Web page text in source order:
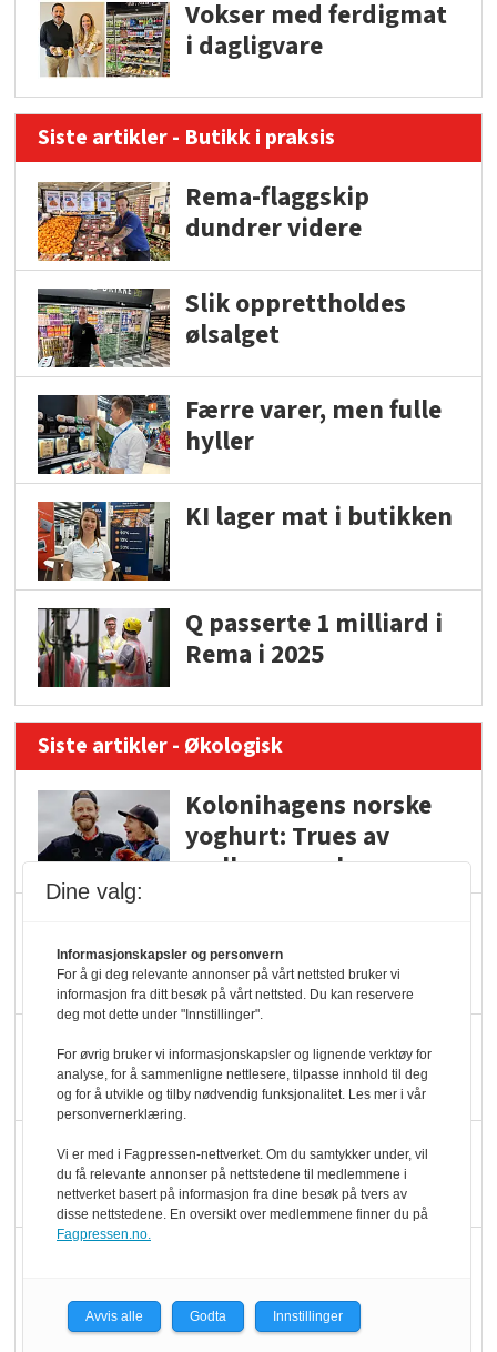
Vokser med ferdigmat
i dagligvare
Siste artikler - Butikk i praksis
Rema-flaggskip
dundrer videre
Slik opprettholdes
ølsalget
Færre varer, men fulle
hyller
KI lager mat i butikken
Q passerte 1 milliard i
Rema i 2025
Siste artikler - Økologisk
Kolonihagens norske
yoghurt: Trues av
melkemangel
Økologisk Norge sin
hederspris
Blir enklere å velge
økologisk i butikkhylla
Kolonihagen sliter
med å få tak i nok melk
er klare! Er markedet
det?
Dine valg:
Informasjonskapsler og personvern
For å gi deg relevante annonser på vårt nettsted bruker vi
informasjon fra ditt besøk på vårt nettsted. Du kan reservere
deg mot dette under "Innstillinger".
For øvrig bruker vi informasjonskapsler og lignende verktøy for
analyse, for å sammenligne nettlesere, tilpasse innhold til deg
og for å utvikle og tilby nødvendig funksjonalitet. Les mer i vår
personvernerklæring.
Vi er med i Fagpressen-nettverket. Om du samtykker under, vil
du få relevante annonser på nettstedene til medlemmene i
nettverket basert på informasjon fra dine besøk på tvers av
disse nettstedene. En oversikt over medlemmene finner du på
Fagpressen.no.
Avvis alle Godta Innstillinger